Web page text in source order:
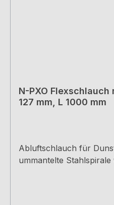
N-PXO
127 mm, L 1000 mm
Abluftschlauch für
ummantelte